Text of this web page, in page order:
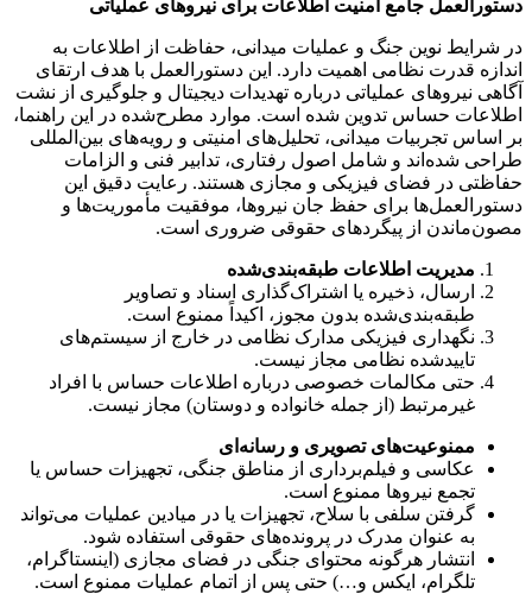
دستورالعمل جامع امنیت اطلاعات برای نیروهای عملیاتی
در شرایط نوین جنگ و عملیات میدانی، حفاظت از اطلاعات به
اندازه قدرت نظامی اهمیت دارد. این دستورالعمل با هدف ارتقای
آگاهی نیروهای عملیاتی درباره تهدیدات دیجیتال و جلوگیری از نشت
اطلاعات حساس تدوین شده است. موارد مطرح‌شده در این راهنما،
بر اساس تجربیات میدانی، تحلیل‌های امنیتی و رویه‌های بین‌المللی
طراحی شده‌اند و شامل اصول رفتاری، تدابیر فنی و الزامات
حفاظتی در فضای فیزیکی و مجازی هستند. رعایت دقیق این
دستورالعمل‌ها برای حفظ جان نیروها، موفقیت مأموریت‌ها و
مصون‌ماندن از پیگردهای حقوقی ضروری است.
مدیریت اطلاعات طبقه‌بندی‌شده
ارسال، ذخیره یا اشتراک‌گذاری اسناد و تصاویر
طبقه‌بندی‌شده بدون مجوز، اکیداً ممنوع است.
نگهداری فیزیکی مدارک نظامی در خارج از سیستم‌های
تاییدشده نظامی مجاز نیست.
حتی مکالمات خصوصی درباره اطلاعات حساس با افراد
غیرمرتبط (از جمله خانواده و دوستان) مجاز نیست.
ممنوعیت‌های تصویری و رسانه‌ای
عکاسی و فیلم‌برداری از مناطق جنگی، تجهیزات حساس یا
تجمع نیروها ممنوع است.
گرفتن سلفی با سلاح، تجهیزات یا در میادین عملیات می‌تواند
به عنوان مدرک در پرونده‌های حقوقی استفاده شود.
انتشار هرگونه محتوای جنگی در فضای مجازی (اینستاگرام،
تلگرام، ایکس و…) حتی پس از اتمام عملیات ممنوع است.